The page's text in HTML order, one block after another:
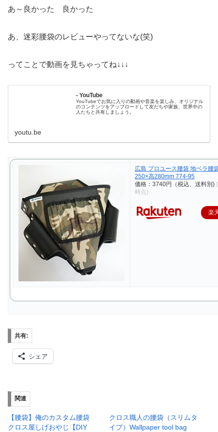
あ～良かった 良かった
あ、迷彩腰袋のレビューやってないな(笑)
ってことで動画を見ちゃってね↓↓↓
- YouTube
YouTubeでお気に入りの動画や音楽を楽しみ、オリジナル
のコンテンツをアップロードして友だちや家族、世界中の
人たちと共有しましょう。
youtu.be
広島 プロユース腰袋 地ベラ腰
250×高280mm 774-95
価格：3740円（税込、送料別)
時点)
楽
共有:
シェア
関連
【腰袋】俺のカスタム腰袋
クロス屋しげおやじ【DIY
クロス職人の腰袋（スリムタ
イプ）Wallpaper tool bag